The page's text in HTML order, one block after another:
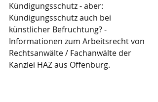
Kündigungsschutz - aber:
Kündigungsschutz auch bei
künstlicher Befruchtung? -
Informationen zum Arbeitsrecht von
Rechtsanwälte / Fachanwälte der
Kanzlei HAZ aus Offenburg.